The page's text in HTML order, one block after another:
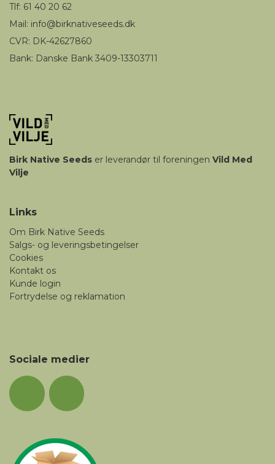
Tlf: 61 40 20 62
Mail: info@birknativeseeds.dk
CVR: DK-42627860
Bank: Danske Bank 3409-13303711
Birk Native Seeds er leverandør til foreningen Vild Med
Vilje
Links
Om Birk Native Seeds
Salgs- og leveringsbetingelser
Cookies
Kontakt os
Kunde login
Fortrydelse og reklamation
Sociale medier